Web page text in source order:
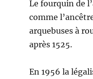
Le fourquin de
comme
arquebuses à
après 1525.
En 1956 la